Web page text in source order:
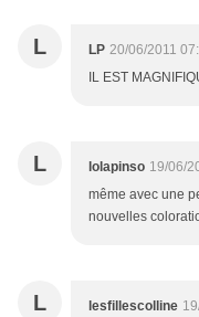
L LP 20/06/2011
IL EST
L lolapinso 19/06/
même avec une
nouvelles
L lesfillescolline